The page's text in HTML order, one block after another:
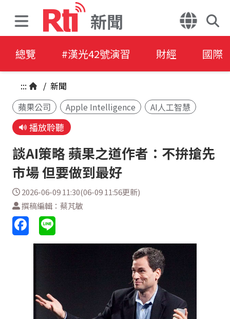
新聞
總覽 #漢光42號演習 財經 國際
::: / 新聞
蘋果公司
Apple Intelligence AI人工智慧
播放聆聽
談AI策略 蘋果之道作者：不拚搶先
市場 但要做到最好
2026-06-09 11:30(06-09 11:56更新)
撰稿編輯：蔡芃敏